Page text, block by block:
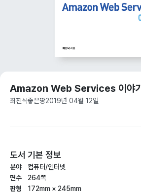
Amazon Web Services 이야기
최진식좋은땅2019년 04월 12일
도서 기본 정보
분야
면수
판형
컴퓨터/인터넷
264쪽
172mm × 245mm